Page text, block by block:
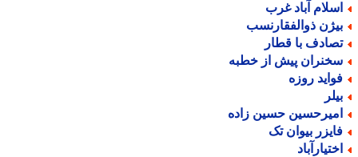
آباد غرب
ذوالفقارنسب
با قطار
پیش از خطبه
روزه
حسین زاده
بیوان تک